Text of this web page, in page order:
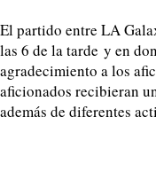
El partido entre LA
las 6 de la tarde y en
agradecimiento a los
aficionados recibieran
además de diferentes